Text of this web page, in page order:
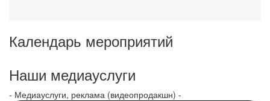
Календарь мероприятий
Наши медиауслуги
- Медиауслуги, реклама (видеопродакшн) -